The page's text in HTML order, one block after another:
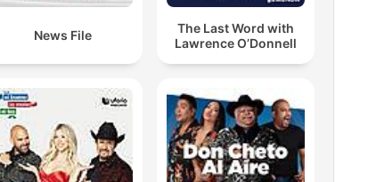
News File
The Last Word with
Lawrence O’Donnell